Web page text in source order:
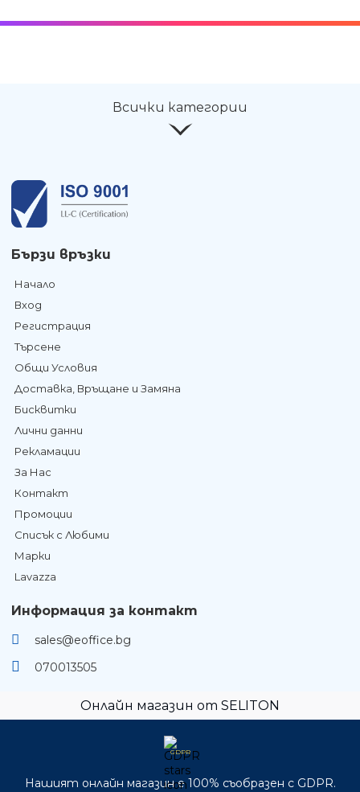
Всички категории
Бързи връзки
Начало
Вход
Регистрация
Търсене
Общи Условия
Доставка, Връщане и Замяна
Бисквитки
Лични данни
Рекламации
За Нас
Контакт
Промоции
Списък с Любими
Марки
Lavazza
Информация за контакт
sales@eoffice.bg
070013505
Онлайн магазин от SELITON
GDPR
Нашият онлайн магазин е 100% съобразен с GDPR.